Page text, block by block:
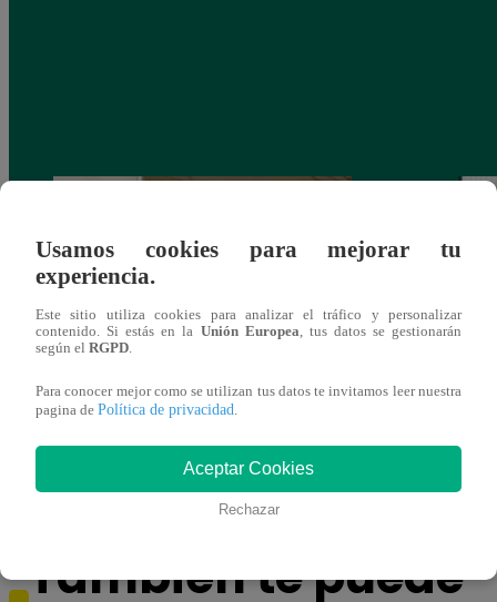
¿Por qué Nelly Rossinelli se volvió viral
antes de Navidad?
La
También te puede
Usamos cookies para mejorar tu
experiencia.
Este sitio utiliza cookies para analizar el tráfico y personalizar
contenido. Si estás en la Unión Europea , tus datos se gestionarán
según el RGPD
Para conocer mejor como se utilizan tus datos te invitamos leer nuestra
pagina de Política de privacidad
Aceptar Cookies
Rechazar